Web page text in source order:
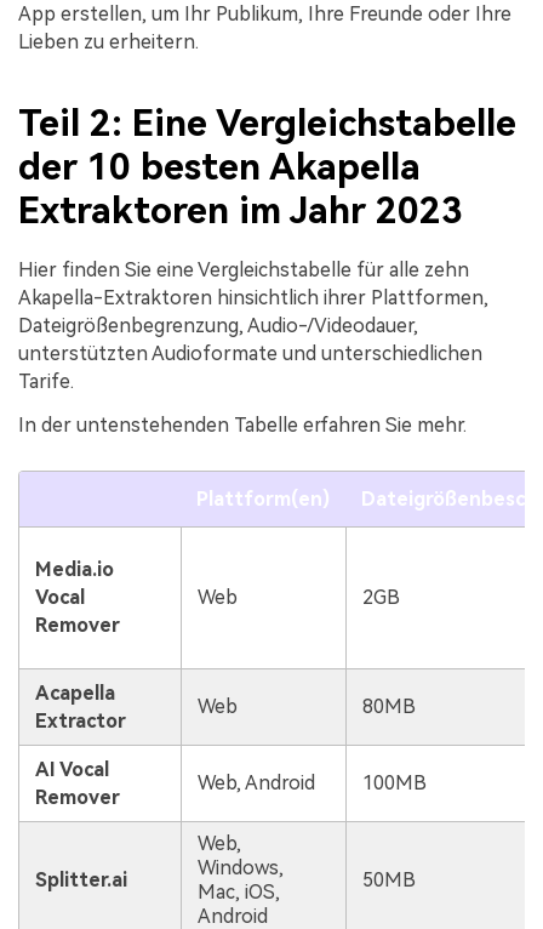
App erstellen, um Ihr Publikum, Ihre Freunde oder Ihre
Lieben zu erheitern.
Teil 2: Eine Vergleichstabelle
der 10 besten Akapella
Extraktoren im Jahr 2023
Hier finden Sie eine Vergleichstabelle für alle zehn
Akapella-Extraktoren hinsichtlich ihrer Plattformen,
Dateigrößenbegrenzung, Audio-/Videodauer,
unterstützten Audioformate und unterschiedlichen
Tarife.
In der untenstehenden Tabelle erfahren Sie mehr.
Plattform(en)
Media.io
Vocal
Remover
Web 2GB
Acapella
Extractor
Web 80MB
AI Vocal
Remover
Web, Android 100MB
Splitter.ai
Web,
Windows,
Mac, iOS,
Android
50MB